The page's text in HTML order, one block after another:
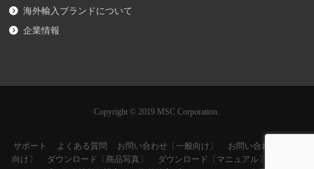
海外輸入ブランドについて
企業情報
Copyright © 2019 MSC Corporation.
サポート よくある質問 お問い合わせ〔一般向け〕
お問い合わせ〔法人
向け〕
ダウンロード〔商品写真〕 ダウンロード〔マニュアル〕